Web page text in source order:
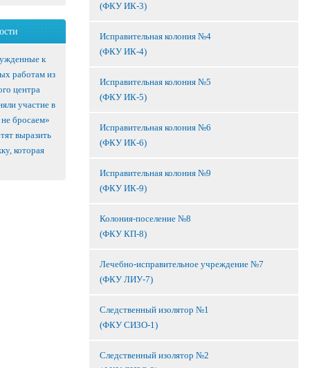
к
работам из
центра
участие в
бросаем»
выразить
которая
(ФКУ ИК-3)
Исправительная колония №4
(ФКУ ИК-4)
Исправительная колония №5
(ФКУ ИК-5)
Исправительная колония №6
(ФКУ ИК-6)
Исправительная колония №9
(ФКУ ИК-9)
Колония-поселение №8
(ФКУ КП-8)
Лечебно-исправительное учреждение №7
(ФКУ ЛИУ-7)
Следственный изолятор №1
(ФКУ СИЗО-1)
Следственный изолятор №2